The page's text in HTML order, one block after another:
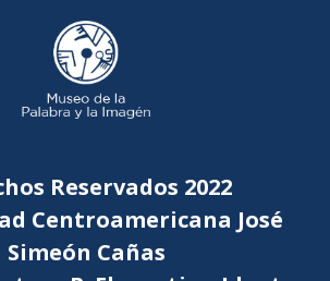
Reservados 2022
Centroamericana José
Simeón Cañas